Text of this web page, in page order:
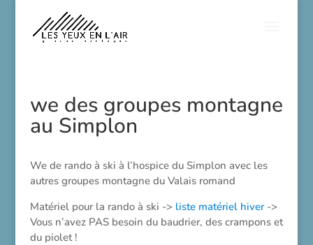
we des groupes montagne
au Simplon
We de rando à ski à l’hospice du Simplon avec les
autres groupes montagne du Valais romand
Matériel pour la rando à ski -> liste matériel hiver ->
Vous n’avez PAS besoin du baudrier, des crampons et
du piolet !